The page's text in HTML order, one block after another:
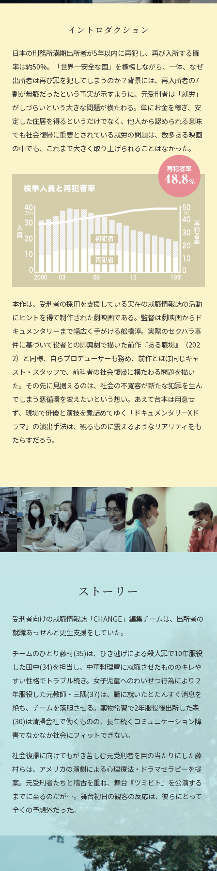
イントロダクション
日本の刑務所満期出所者が5年以内に再犯し、再び入所する確
率は約50%。「世界一安全な国」を標榜しながら、一体、なぜ
出所者は再び罪を犯してしまうのか？背景には、再入所者の7
割が無職だったという事実が示すように、元受刑者は「就労」
がしづらいという大きな問題が横たわる。単にお金を稼ぎ、安
定した住居を得るというだけでなく、他人から認められる意味
でも社会復帰に重要とされている就労の問題は、数多ある映画
の中でも、これまで大きく取り上げられることはなかった。
本作は、受刑者の採用を支援している実在の就職情報誌の活動
にヒントを得て制作された劇映画である。監督は劇映画からド
キュメンタリーまで幅広く手がける舩橋淳。実際のセクハラ事
件に基づいて役者との即興劇で描いた前作『ある職場』（202
2）と同様、自らプロデューサーも務め、前作とほぼ同じキャ
スト・スタッフで、前科者の社会復帰に横たわる問題を描い
た。その先に見据えるのは、社会の不寛容が新たな犯罪を生ん
でしまう悪循環を変えたいという想い。あえて台本は用意せ
ず、現場で俳優と演技を煮詰めてゆく「ドキュメンタリーXド
ラマ」の演出手法は、観るものに震えるようなリアリティをも
たらすだろう。
ストーリー
受刑者向けの就職情報誌「CHANGE」編集チームは、出所者の
就職あっせんと更生支援をしていた。
チームのひとり藤村(35)は、ひき逃げによる殺人罪で10年服役
した田中(34)を担当し、中華料理屋に就職させたもののキレや
すい性格でトラブル続き。女子児童へのわいせつ行為により２
年服役した元教師・三隅(37)は、職に就いたとたんすぐ消息を
絶ち、チームを落胆させる。薬物常習で2年服役後出所した森
(30)は清掃会社で働くものの、長年続くコミュニケーション障
害でなかなか社会にフィットできない。
社会復帰に向けてもがき苦しむ元受刑者を目の当たりにした藤
村らは、アメリカの演劇による心理療法・ドラマセラピーを提
案。元受刑者たちと稽古を重ね、舞台『ツミビト』を公演する
までに至るのだが…。舞台初日の観客の反応は、彼らにとって
全くの予想外だった。